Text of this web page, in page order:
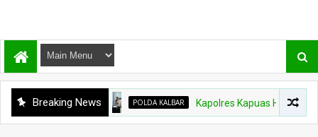
Breaking NewsPOLDA KALBAR Kapolres Kapuas Hulu Berganti,